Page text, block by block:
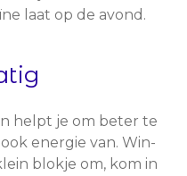
laat op de avond.
helpt je om beter te
energie van. Win-
blokje om, kom in